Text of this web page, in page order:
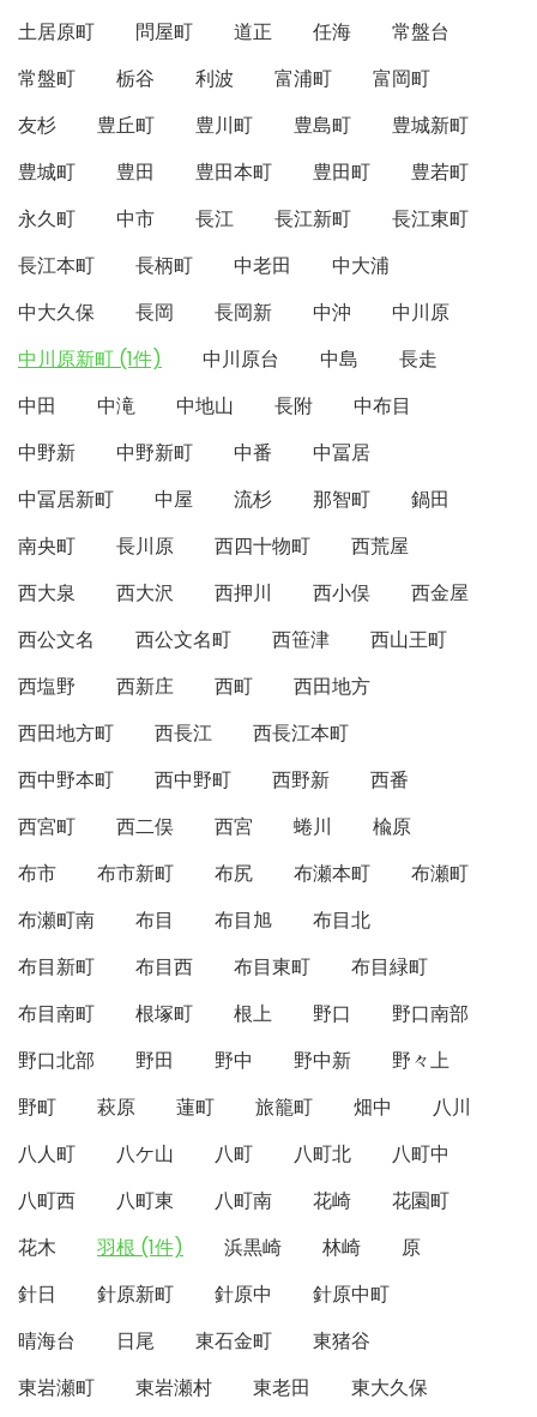
土居原町
問屋町 道正 任海
常盤台
常盤町
栃谷 利波 富浦町
富岡町
友杉
豊丘町 豊川町 豊島町
豊城新町
豊城町
豊田 豊田本町 豊田町
豊若町
永久町
中市 長江 長江新町
長江東町
長江本町
長柄町 中老田
中大浦
中大久保
長岡 長岡新 中沖
中川原
中川原新町 (1件)
中川原台 中島
長走
中田
中滝 中地山 長附
中布目
中野新
中野新町 中番
中冨居
中冨居新町
中屋 流杉 那智町
鍋田
南央町
長川原 西四十物町
西荒屋
西大泉
西大沢 西押川 西小俣
西金屋
西公文名
西公文名町 西笹津
西山王町
西塩野
西新庄 西町
西田地方
西田地方町
西長江
西長江本町
西中野本町
西中野町 西野新
西番
西宮町
西二俣 西宮 蜷川
楡原
布市
布市新町 布尻 布瀬本町
布瀬町
布瀬町南
布目 布目旭
布目北
布目新町
布目西 布目東町
布目緑町
布目南町
根塚町 根上 野口
野口南部
野口北部
野田 野中 野中新
野々上
野町
萩原 蓮町 旅籠町 畑中
八川
八人町
八ケ山 八町 八町北
八町中
八町西
八町東 八町南 花崎
花園町
花木
羽根 (1件) 浜黒崎 林崎
原
針日
針原新町 針原中
針原中町
晴海台
日尾 東石金町
東猪谷
東岩瀬町
東岩瀬村 東老田 東大久保